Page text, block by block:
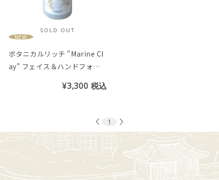
SOLD OUT
NEW
ボタニカルリッチ "Marine Cl
ay" フェイス＆ハンドフォー
¥3,300 税込
1